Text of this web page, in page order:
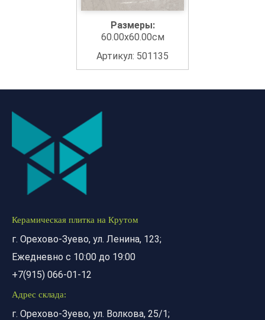
Размеры:
60.00x60.00см
Артикул: 501135
Керамическая плитка на Крутом
г. Орехово-Зуево, ул. Ленина, 123;
Ежедневно с 10:00 до 19:00
+7(915) 066-01-12
Адрес склада:
г. Орехово-Зуево, ул. Волкова, 25/1;